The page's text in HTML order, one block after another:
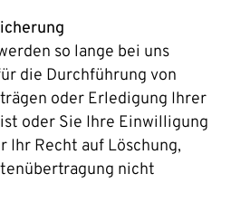
so lange bei uns
die Durchführung von
oder Erledigung Ihrer
oder Sie Ihre Einwilligung
Ihr Recht auf Löschung,
nicht